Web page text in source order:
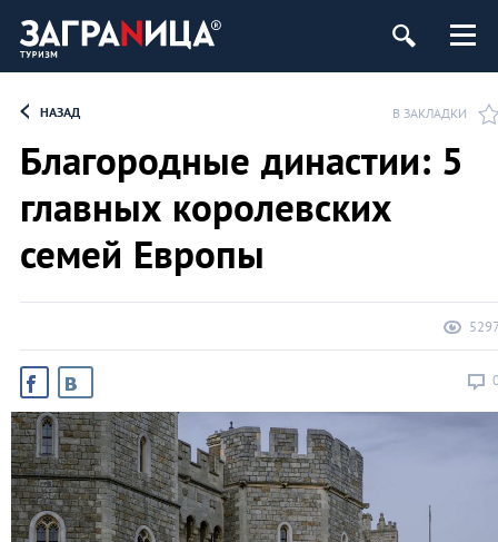
НАЗАД В ЗАКЛАДКИ
Благородные династии: 5
главных королевских
семей Европы